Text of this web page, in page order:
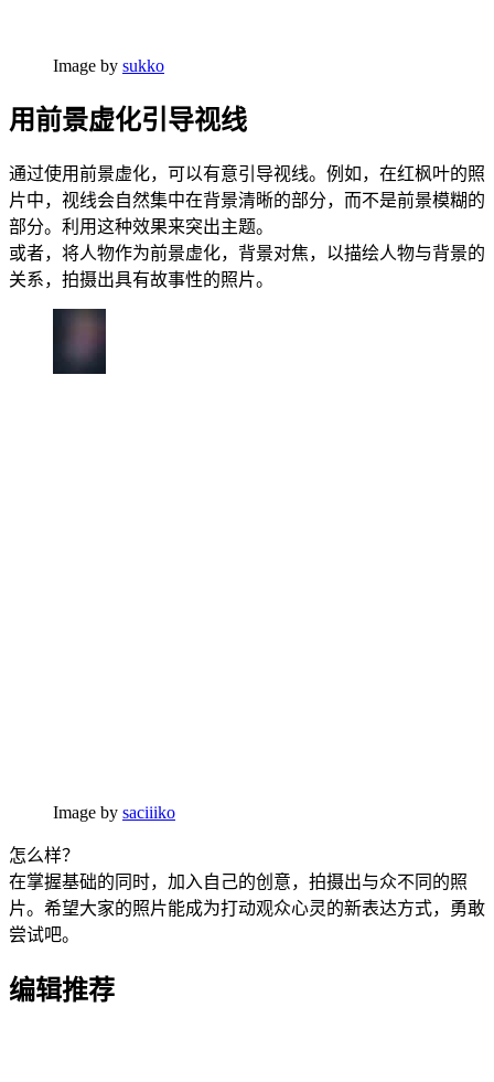
Image by sukko
用前景虚化引导视线
通过使用前景虚化，可以有意引导视线。例如，在红枫叶的照
片中，视线会自然集中在背景清晰的部分，而不是前景模糊的
部分。利用这种效果来突出主题。
或者，将人物作为前景虚化，背景对焦，以描绘人物与背景的
关系，拍摄出具有故事性的照片。
Image by saciiiko
怎么样？
在掌握基础的同时，加入自己的创意，拍摄出与众不同的照
片。希望大家的照片能成为打动观众心灵的新表达方式，勇敢
尝试吧。
编辑推荐